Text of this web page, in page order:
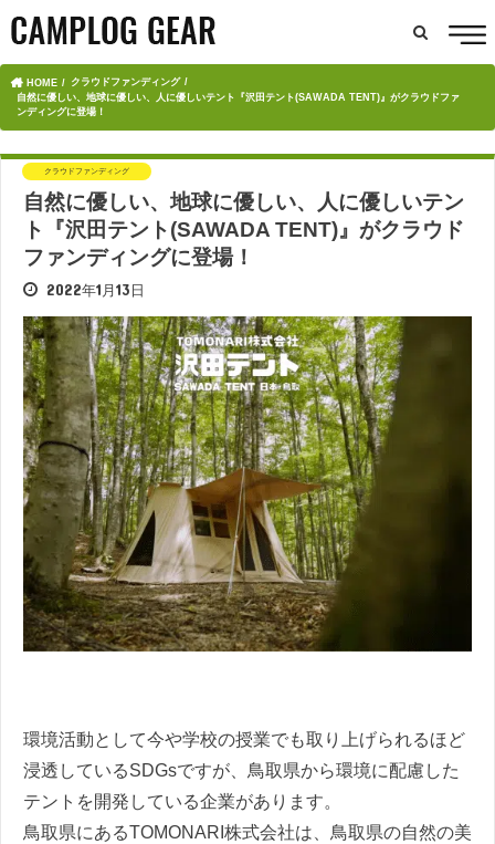
HOME
クラウドファンディング
自然に優しい、地球に優しい、人に優しいテント『沢田テント(SAWADA TENT)』がクラウドファ
ンディングに登場！
クラウドファンディング
自然に優しい、地球に優しい、人に優しいテン
ト『沢田テント(SAWADA TENT)』がクラウド
ファンディングに登場！
2022年1月13日
環境活動として今や学校の授業でも取り上げられるほど
浸透しているSDGsですが、鳥取県から環境に配慮した
テントを開発している企業があります。
鳥取県にあるTOMONARI株式会社は、鳥取県の自然の美